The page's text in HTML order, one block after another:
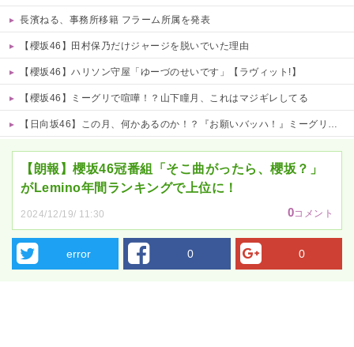
長濱ねる、事務所移籍 フラーム所属を発表
【櫻坂46】田村保乃だけジャージを脱いでいた理由
【櫻坂46】ハリソン守屋「ゆーづのせいです」【ラヴィット!】
【櫻坂46】ミーグリで喧嘩！？山下瞳月、これはマジギレしてる
【日向坂46】この月、何かあるのか！？『お願いバッハ！』ミーグリ日程がこちら
【朗報】櫻坂46冠番組「そこ曲がったら、櫻坂？」
がLemino年間ランキングで上位に！
2024/12/19/ 11:30 0コメント
error 0 0